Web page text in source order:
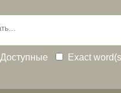
Доступные Exact